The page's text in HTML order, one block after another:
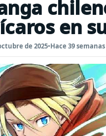
en
de 2025•Hace 39 semanas